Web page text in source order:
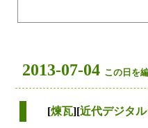
2013-07-04 この日を
[煉瓦][近代デジタ